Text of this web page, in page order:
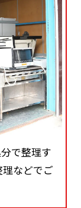
で整理す
などでご